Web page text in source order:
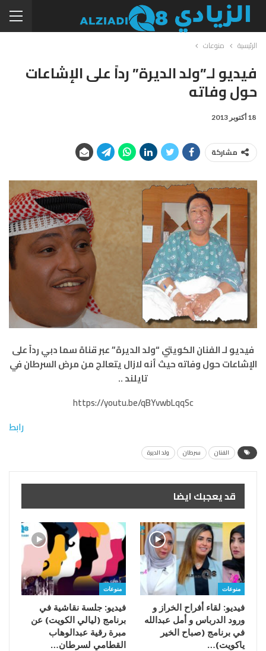
الرئيسية منوعات
فيديو لـ”ولد الديرة” رداً على الإشاعات
حول وفاته
18 أكتوبر 2013
مشاركة
فيديو لـ الفنان الكويتي “ولد الديرة” عبر قناة سما دبي رداً على
الإشاعات حول وفاته حيث أنه لازال يتعالج من مرض السرطان في
تايلند ..
https://youtu.be/qBYvwbLqqSc
رابط
الفنان سرطان ولد الديرة
قد يعجبك ايضا
منوعات
فيديو: لقاء أفراح الخراز و
ورود الدرباس و أمل عبدالله
في برنامج (صباح الخير
ياكويت)…
منوعات
فيديو: جلسة نقاشية في
برنامج (ليالي الكويت) عن
مبرة رقية عبدالوهاب
القطامي لسرطان…